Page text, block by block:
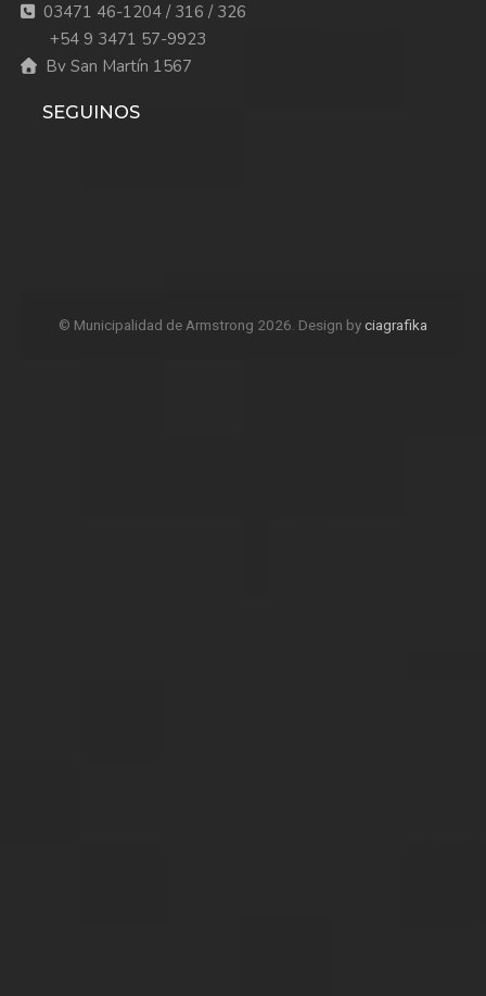
03471 46-1204 / 316 / 326
+54 9 3471 57-9923
Bv San Martín 1567
SEGUINOS
© Municipalidad de Armstrong 2026. Design byciagrafika